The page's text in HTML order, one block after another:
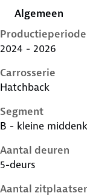
Algemeen
Productieperiode
2024 - 2026
Carrosserie
Hatchback
Segment
B - kleine
Aantal deuren
5-deurs
Aantal